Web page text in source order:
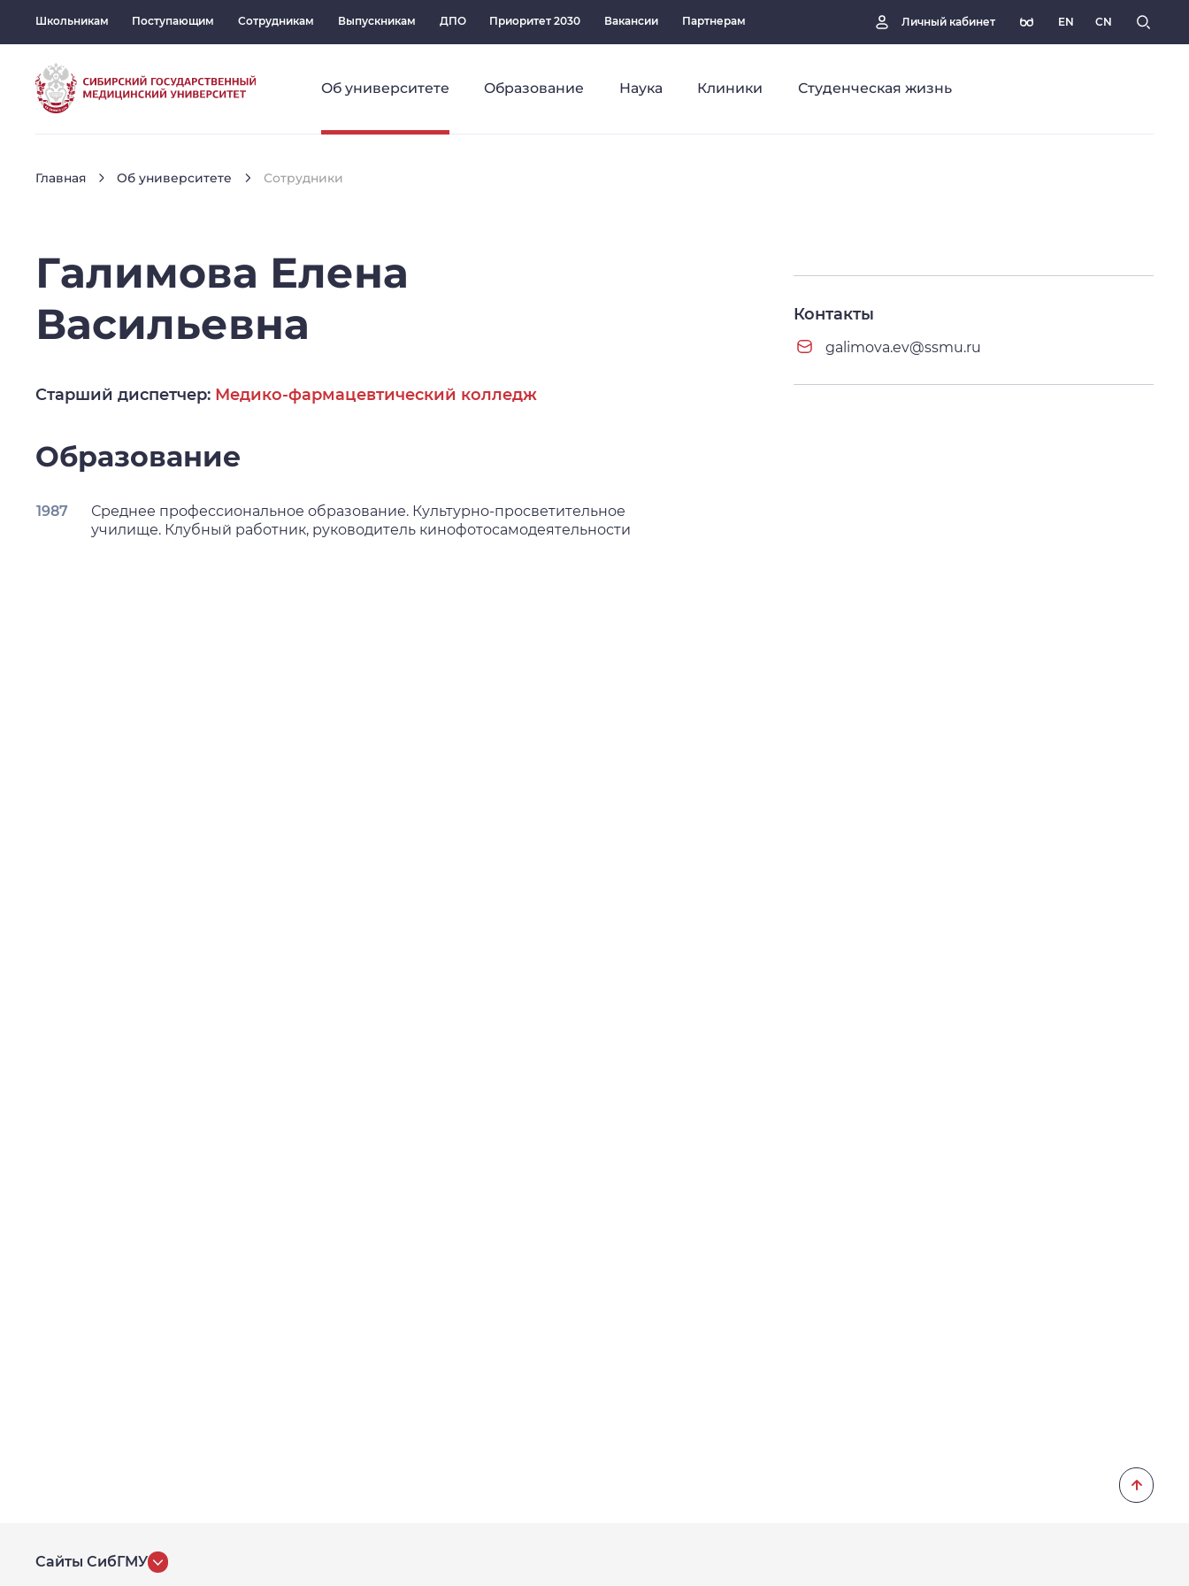
Школьникам Поступающим Сотрудникам Выпускникам ДПО Приоритет 2030 Вакансии Партнерам Личный кабинет EN CN
Об университете Образование Наука Клиники Студенческая жизнь
Главная Об университете Сотрудники
Галимова Елена
Васильевна
Старший диспетчер: Медико-фармацевтический колледж
Образование
1987
Среднее профессиональное образование. Культурно-просветительное
училище. Клубный работник, руководитель кинофотосамодеятельности
Контакты
galimova.ev@ssmu.ru
Сайты СибГМУ